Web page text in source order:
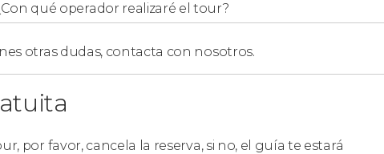
qué operador realizaré el tour?
otras dudas, contacta con nosotros.
por favor, cancela la reserva, si no, el guía te estará